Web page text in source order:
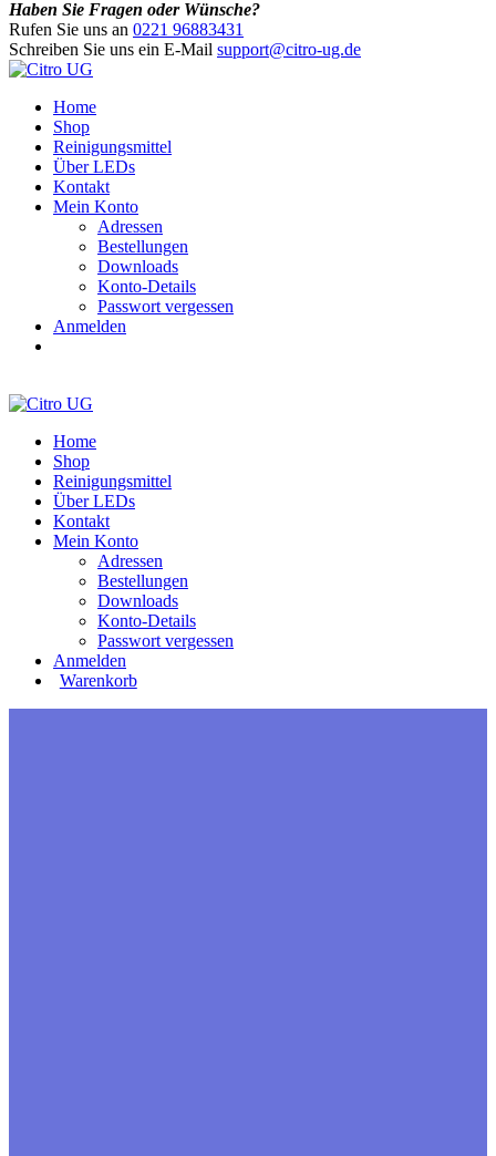
Haben Sie Fragen oder Wünsche?
Rufen Sie uns an 0221 96883431
Schreiben Sie uns ein E-Mail support@citro-ug.de
Home
Shop
Reinigungsmittel
Über LEDs
Kontakt
Mein Konto
Adressen
Bestellungen
Downloads
Konto-Details
Passwort vergessen
Anmelden
Home
Shop
Reinigungsmittel
Über LEDs
Kontakt
Mein Konto
Adressen
Bestellungen
Downloads
Konto-Details
Passwort vergessen
Anmelden
Warenkorb